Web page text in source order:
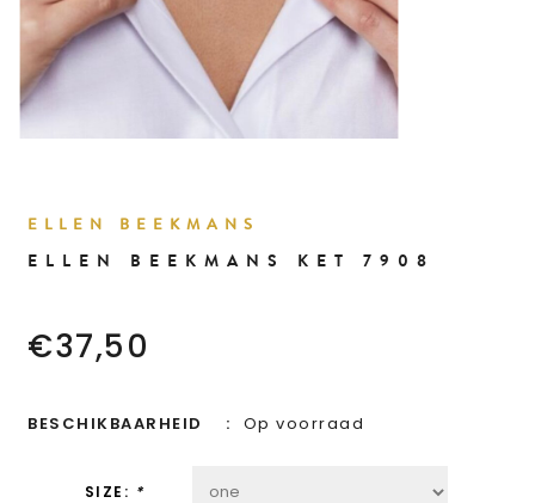
ELLEN BEEKMANS
ELLEN BEEKMANS KET 7908
€37,50
BESCHIKBAARHEID Op voorraad
SIZE: *